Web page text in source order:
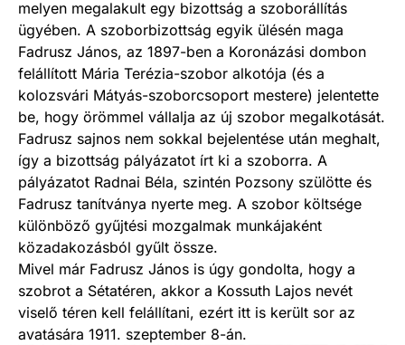
melyen megalakult egy bizottság a szoborállítás
ügyében. A szoborbizottság egyik ülésén maga
Fadrusz János, az 1897-ben a Koronázási dombon
felállított Mária Terézia-szobor alkotója (és a
kolozsvári Mátyás-szoborcsoport mestere) jelentette
be, hogy örömmel vállalja az új szobor megalkotását.
Fadrusz sajnos nem sokkal bejelentése után meghalt,
így a bizottság pályázatot írt ki a szoborra. A
pályázatot Radnai Béla, szintén Pozsony szülötte és
Fadrusz tanítványa nyerte meg. A szobor költsége
különböző gyűjtési mozgalmak munkájaként
közadakozásból gyűlt össze.
Mivel már Fadrusz János is úgy gondolta, hogy a
szobrot a Sétatéren, akkor a Kossuth Lajos nevét
viselő téren kell felállítani, ezért itt is került sor az
avatására 1911. szeptember 8-án.